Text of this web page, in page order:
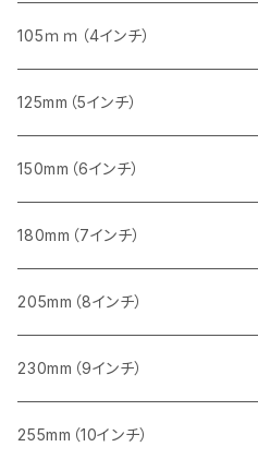
セグメント（特殊凸凹加工チップ）
セグメント
セグメント（一般道路カッター用
473mm（18インチ）
セグメント（一般道路カッター用
セグメント
セグメント（特殊凸凹加工チップ）
355mm（14インチ）
セグメント
セグメント（特殊凸凹加工チップ）
405mm（16インチ）
セグメントタイプ
砥石（補強綱入り）
砥石（補強綱入り）
355mm（14インチ）
砥石（補強綱入り）
255ｍｍ（10インチ）
一般道路カッター用
305ｍｍ（12インチ）
一般道路カッター用
355ｍｍ（14インチ）
一般道路カッター用
405mm（16インチ）
一般道路カッター用
455ｍｍ（18インチ）
一般道路カッター用
105ｍｍ（4インチ）
タイル切断用
みかげ石（御影石）切断用
コンクリート切断用
ブロック切断用
レンガ切断用
インターロッキング切断用
125mm（5インチ）
タイル切断用
みかげ石（御影石）切断用
コンクリート切断用
ブロック切断用
レンガ切断用
150mm（6インチ）
みかげ石（御影石）切断用
コンクリート切断用
ブロック切断用
レンガ切断用
180mm（7インチ）
みかげ石（御影石）切断用
コンクリート切断用
ブロック切断用
205mm（8インチ）
みかげ石（御影石）切断用
コンクリート切断用
230mm（9インチ）
みかげ石（御影石）切断用
255mm（10インチ）